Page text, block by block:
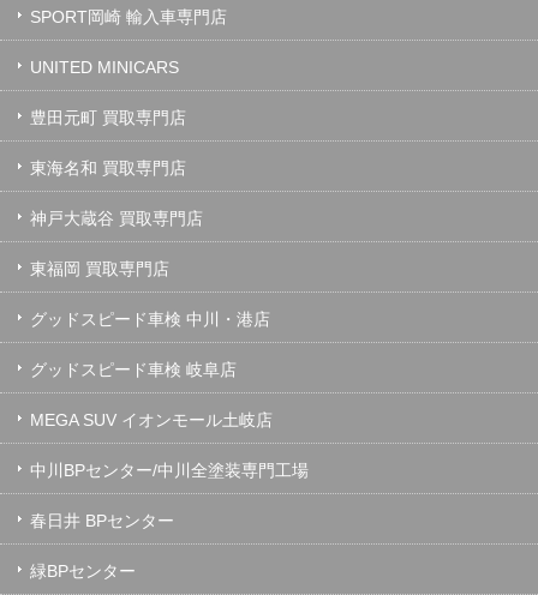
SPORT岡崎 輸入車専門店
UNITED MINICARS
豊田元町 買取専門店
東海名和 買取専門店
神戸大蔵谷 買取専門店
東福岡 買取専門店
グッドスピード車検 中川・港店
グッドスピード車検 岐阜店
MEGA SUV イオンモール土岐店
中川BPセンター/中川全塗装専門工場
春日井 BPセンター
緑BPセンター